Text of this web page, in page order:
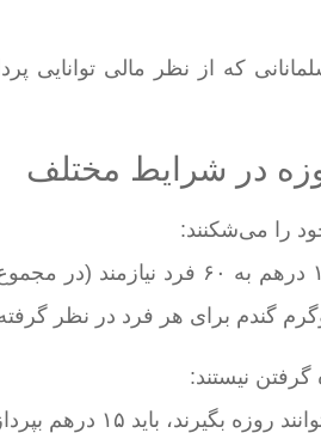
که از نظر مالی توانایی
در شرایط مختلف
را می‌شکنند:
نیستند:
یا معادل ۳.۲۵ کیلوگرم گندم به نیازمندان اهدا کنند.